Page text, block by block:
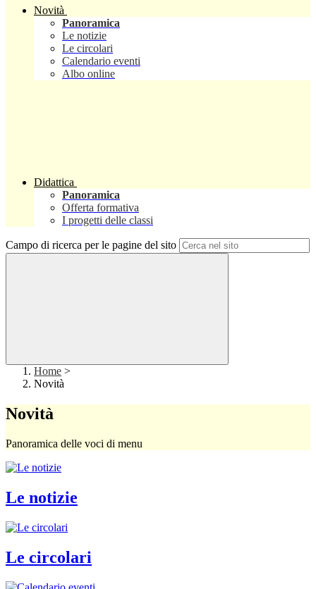
Novità
Panoramica
Le notizie
Le circolari
Calendario eventi
Albo online
Didattica
Panoramica
Offerta formativa
I progetti delle classi
Campo di ricerca per le pagine del sito
Home >
Novità
Novità
Panoramica delle voci di menu
Le notizie
Le circolari